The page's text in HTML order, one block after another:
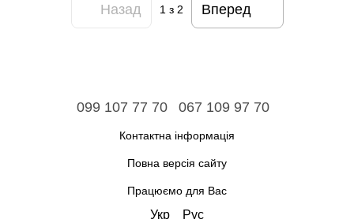
Назад 1 з 2 Вперед
099 107 77 70 067 109 97 70
Контактна інформація
Повна версія сайту
Працюємо для Вас
Укр Рус